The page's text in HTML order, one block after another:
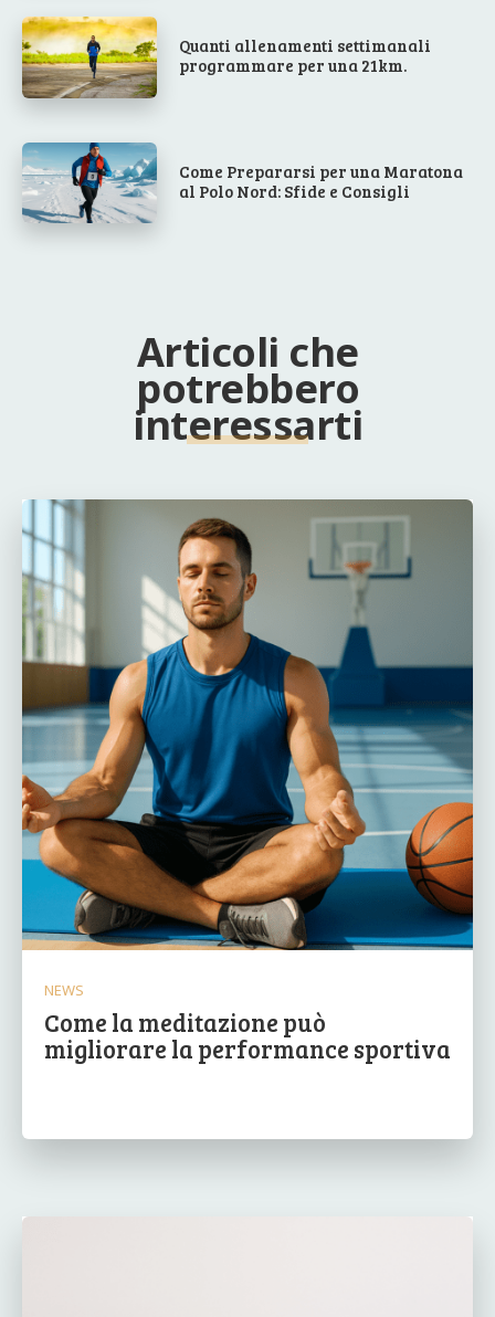
Quanti allenamenti settimanali
programmare per una 21km.
Come Prepararsi per una Maratona
al Polo Nord: Sfide e Consigli
Articoli che
potrebbero
interessarti
NEWS
Come la meditazione può
migliorare la performance sportiva